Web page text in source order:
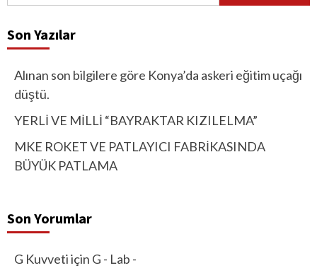
Son Yazılar
Alınan son bilgilere göre Konya’da askeri eğitim uçağı
düştü.
YERLİ VE MİLLİ “BAYRAKTAR KIZILELMA”
MKE ROKET VE PATLAYICI FABRİKASINDA
BÜYÜK PATLAMA
Son Yorumlar
G Kuvvetiiçin G - Lab -